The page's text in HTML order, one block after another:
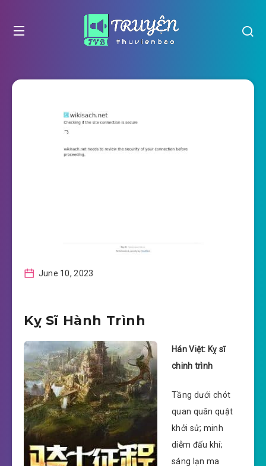
June 10, 2023
Kỵ Sĩ Hành Trình
Hán Việt: Kỵ sĩ
chinh trình
Tầng dưới chót
quan quân quật
khởi sử; minh
diễm đấu khí;
sáng lạn ma